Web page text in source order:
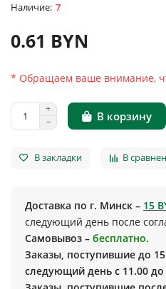
7
0.61 BYN
* Обращаем ваше внимание,
В корзину
В закладки В
Доставка по г. Минск – 15
следующий день после
Самовывоз – бесплатно.
Заказы, поступившие до
следующий день с 11.00 до